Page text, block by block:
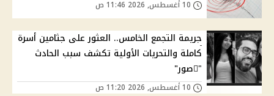
جريمة التجمع الخامس.. العثور على جثامين أسرة
كاملة والتحريات الأولية تكشف سبب الحادث
"ًصور"